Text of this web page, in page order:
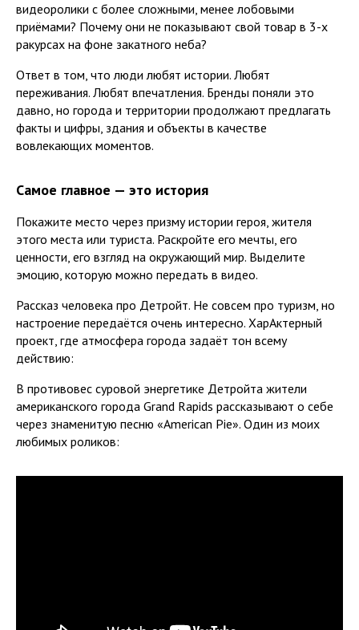
видеоролики с более сложными, менее лобовыми
приёмами? Почему они не показывают свой товар в 3-х
ракурсах на фоне закатного неба?
Ответ в том, что люди любят истории. Любят
переживания. Любят впечатления. Бренды поняли это
давно, но города и территории продолжают предлагать
факты и цифры, здания и объекты в качестве
вовлекающих моментов.
Самое главное — это история
Покажите место через призму истории героя, жителя
этого места или туриста. Раскройте его мечты, его
ценности, его взгляд на окружающий мир. Выделите
эмоцию, которую можно передать в видео.
Рассказ человека про Детройт. Не совсем про туризм, но
настроение передаётся очень интересно. ХарАктерный
проект, где атмосфера города задаёт тон всему
действию:
В противовес суровой энергетике Детройта жители
американского города Grand Rapids рассказывают о себе
через знаменитую песню «American Pie». Один из моих
любимых роликов: